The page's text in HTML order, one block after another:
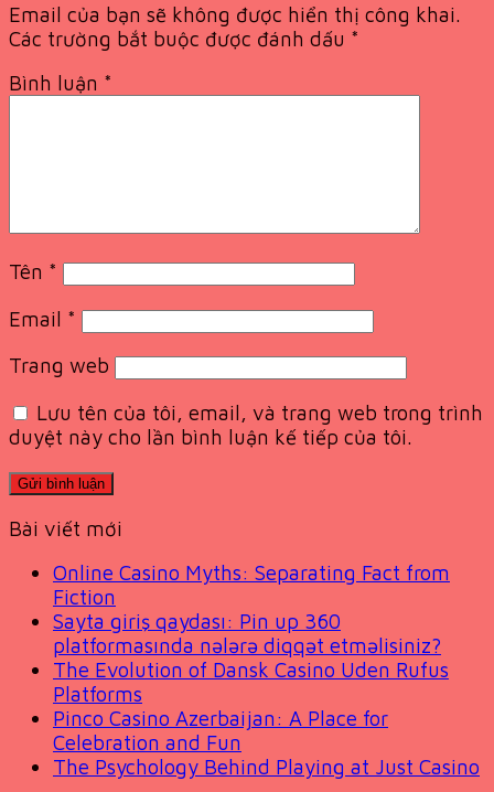
Email của bạn sẽ không được hiển thị công khai.
Các trường bắt buộc được đánh dấu *
Bình luận *
Tên *
Email *
Trang web
Lưu tên của tôi, email, và trang web trong trình
duyệt này cho lần bình luận kế tiếp của tôi.
Bài viết mới
Online Casino Myths: Separating Fact from
Fiction
Sayta giriş qaydası: Pin up 360
platformasında nələrə diqqət etməlisiniz?
The Evolution of Dansk Casino Uden Rufus
Platforms
Pinco Casino Azerbaijan: A Place for
Celebration and Fun
The Psychology Behind Playing at Just Casino